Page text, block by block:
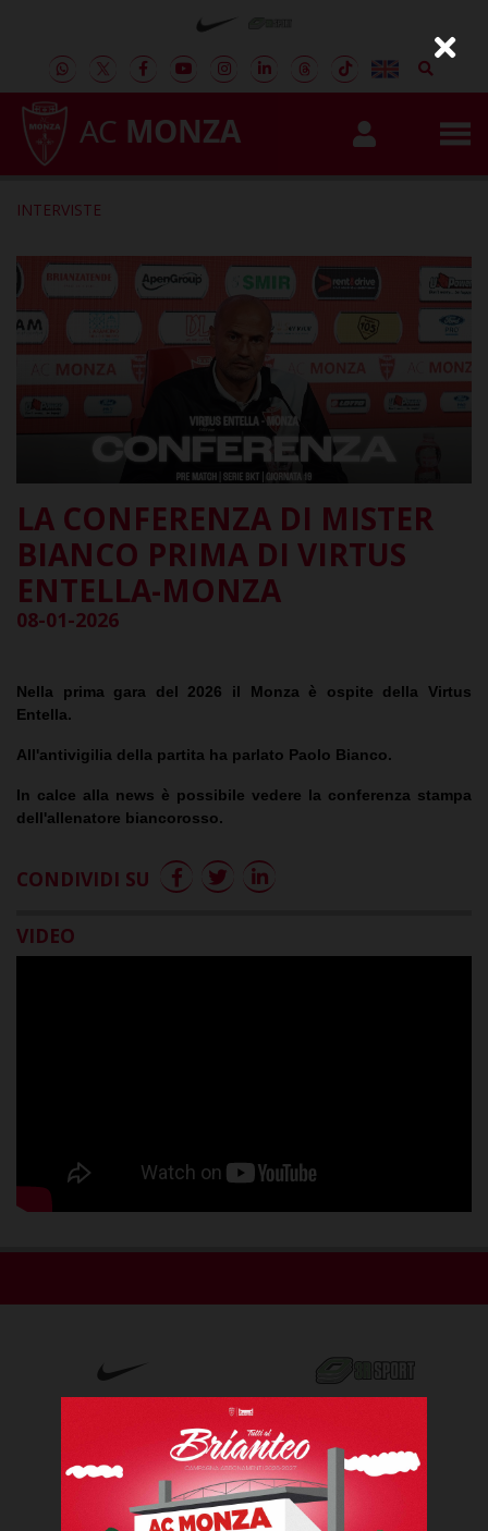
AC MONZA
INTERVISTE
LA CONFERENZA DI MISTER
BIANCO PRIMA DI VIRTUS
ENTELLA-MONZA
08-01-2026
Nella prima gara del 2026 il Monza è ospite della Virtus
Entella.
All'antivigilia della partita ha parlato Paolo Bianco.
In calce alla news è possibile vedere la conferenza stampa
dell'allenatore biancorosso.
CONDIVIDI SU
VIDEO